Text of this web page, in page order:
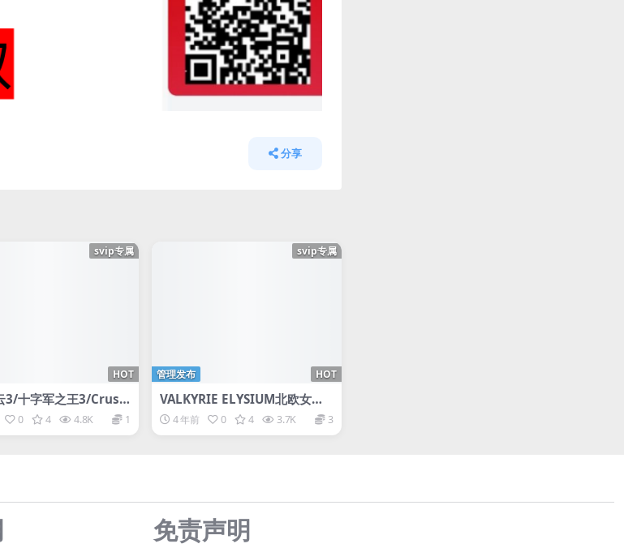
分享
svip专属
HOT
3/十字军之王3/Crusa
III王国风云2/十字
Crusader Kings2/CK
0 4 4.8K 1
svip专属
HOT
管理发布
VALKYRIE ELYSIUM北欧女神
极乐世界-D加密
4 年前 0 4 3.7K 3
免责声明